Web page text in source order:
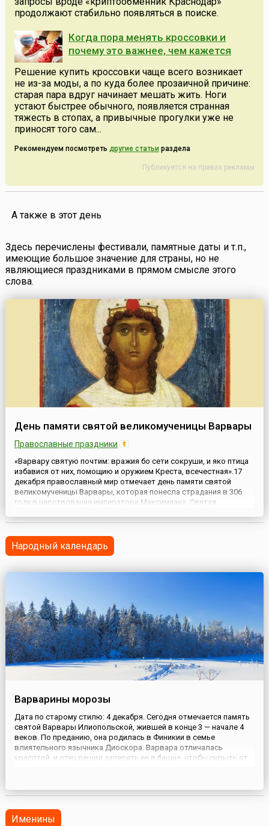
продолжают стабильно появляться в поиске.
Когда пора менять кроссовки и
почему это важнее, чем кажется
Решение купить кроссовки чаще всего возникает
не из-за моды, а по куда более прозаичной причине:
старая пара вдруг начинает мешать жить. Ноги
устают быстрее обычного, появляется странная
тяжесть в стопах, а привычные прогулки уже не
приносят того сам...
Рекомендуем посмотреть другие статьи раздела
Публикуется на правах рекламы
А также в этот день
Здесь перечислены фестивали, памятные даты и т.п.,
имеющие большое значение для страны, но не
являющиеся праздниками в прямом смысле этого
слова.
День памяти cвятой великомученицы Варвары
Православные праздники
«Варвару святую почтим: вражия бо сети сокруши, и яко птица
избавися от них, помощию и оружием Креста, всечестная».17
декабря православный мир отмечает день памяти святой
великомученицы Варвары, которая понесла страдания в 306
году в царствование императора Максимиана. Святая
знатной языческой семье. Она была единственной дочерью
Народный календарь
Варварины морозы
Дата по старому стилю: 4 декабря. Сегодня отмечается память
святой Варвары Илиопольской, жившей в конце 3 — начале 4
веков. По преданию, она родилась в Финикии в семье
влиятельного язычника Диоскора. Варвара отличалась
красотой, и отец решил запереть ее в башне, чтобы скрыть от
размышлениям. В ...
Именины